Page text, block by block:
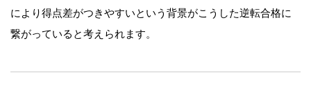
により得点差がつきやすいという背景がこうした逆転合格に
繋がっていると考えられます。